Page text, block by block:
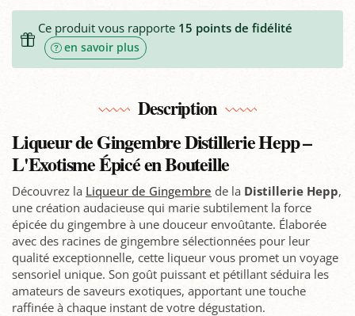
Ce produit vous rapporte 15 points de fidélité
en savoir plus
Description
Liqueur de Gingembre Distillerie Hepp –
L'Exotisme Épicé en Bouteille
Découvrez la Liqueur de Gingembre de la Distillerie Hepp,
une création audacieuse qui marie subtilement la force
épicée du gingembre à une douceur envoûtante. Élaborée
avec des racines de gingembre sélectionnées pour leur
qualité exceptionnelle, cette liqueur vous promet un voyage
sensoriel unique. Son goût puissant et pétillant séduira les
amateurs de saveurs exotiques, apportant une touche
raffinée à chaque instant de votre dégustation.